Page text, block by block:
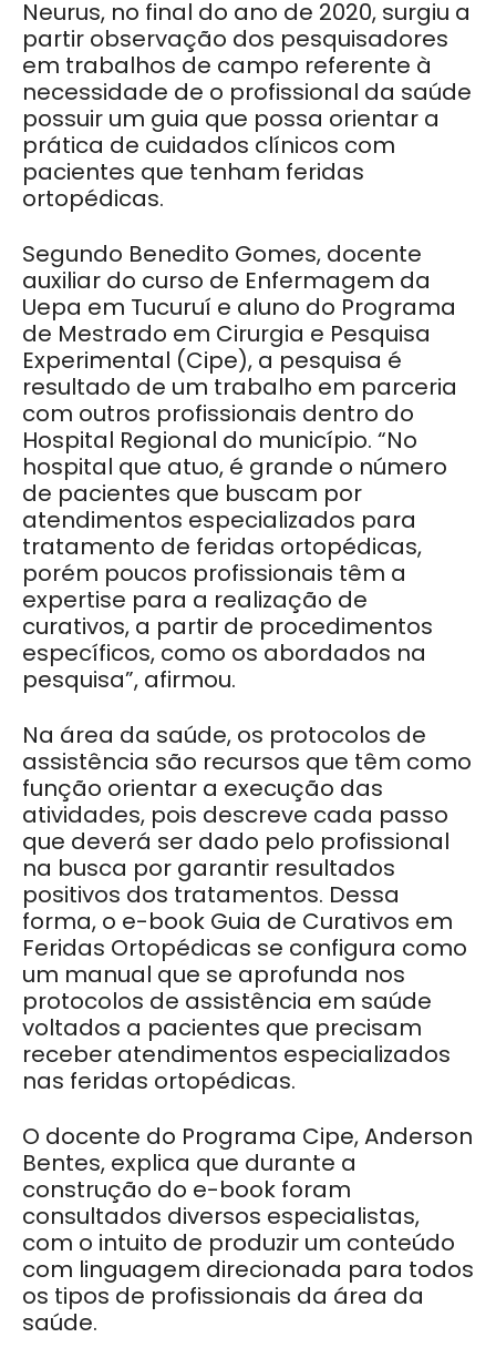
Neurus, no final do ano de 2020, surgiu a
partir observação dos pesquisadores
em trabalhos de campo referente à
necessidade de o profissional da saúde
possuir um guia que possa orientar a
prática de cuidados clínicos com
pacientes que tenham feridas
ortopédicas.
Segundo Benedito Gomes, docente
auxiliar do curso de Enfermagem da
Uepa em Tucuruí e aluno do Programa
de Mestrado em Cirurgia e Pesquisa
Experimental (Cipe), a pesquisa é
resultado de um trabalho em parceria
com outros profissionais dentro do
Hospital Regional do município. “No
hospital que atuo, é grande o número
de pacientes que buscam por
atendimentos especializados para
tratamento de feridas ortopédicas,
porém poucos profissionais têm a
expertise para a realização de
curativos, a partir de procedimentos
específicos, como os abordados na
pesquisa”, afirmou.
Na área da saúde, os protocolos de
assistência são recursos que têm como
função orientar a execução das
atividades, pois descreve cada passo
que deverá ser dado pelo profissional
na busca por garantir resultados
positivos dos tratamentos. Dessa
forma, o e-book Guia de Curativos em
Feridas Ortopédicas se configura como
um manual que se aprofunda nos
protocolos de assistência em saúde
voltados a pacientes que precisam
receber atendimentos especializados
nas feridas ortopédicas.
O docente do Programa Cipe, Anderson
Bentes, explica que durante a
construção do e-book foram
consultados diversos especialistas,
com o intuito de produzir um conteúdo
com linguagem direcionada para todos
os tipos de profissionais da área da
saúde.